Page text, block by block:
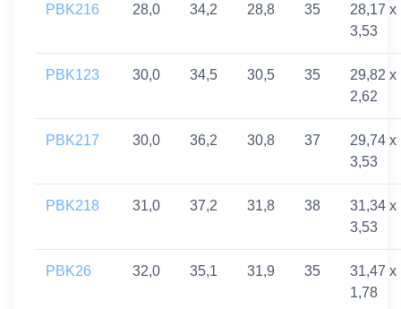
PBK216 28,0 34,2 28,8 35
28,17 x
3,53
PBK123 30,0 34,5 30,5 35
29,82 x
2,62
PBK217 30,0 36,2 30,8 37
29,74 x
3,53
PBK218 31,0 37,2 31,8 38
31,34 x
3,53
PBK26 32,0 35,1 31,9 35
31,47 x
1,78